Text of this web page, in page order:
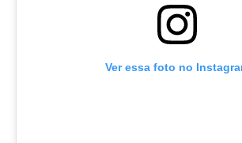
Ver essa foto no